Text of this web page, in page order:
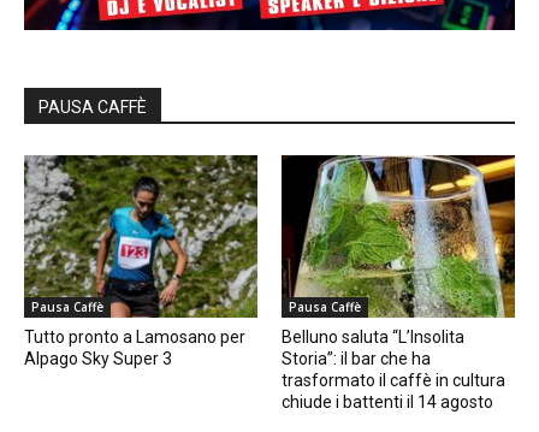
PAUSA CAFFÈ
Pausa Caffè
Tutto pronto a Lamosano per
Alpago Sky Super 3
Pausa Caffè
Belluno saluta “L’Insolita
Storia”: il bar che ha
trasformato il caffè in cultura
chiude i battenti il 14 agosto